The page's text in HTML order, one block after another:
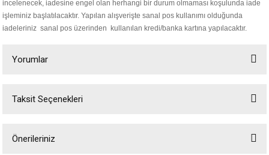
incelenecek, iadesine engel olan herhangi bir durum olmaması koşulunda iade
işleminiz başlatılacaktır. Yapılan alışverişte sanal pos kullanımı olduğunda
iadeleriniz sanal pos üzerinden kullanılan kredi/banka kartına yapılacaktır.
Yorumlar
Taksit Seçenekleri
Önerileriniz